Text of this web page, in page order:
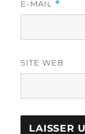
E-MAIL *
SITE WEB